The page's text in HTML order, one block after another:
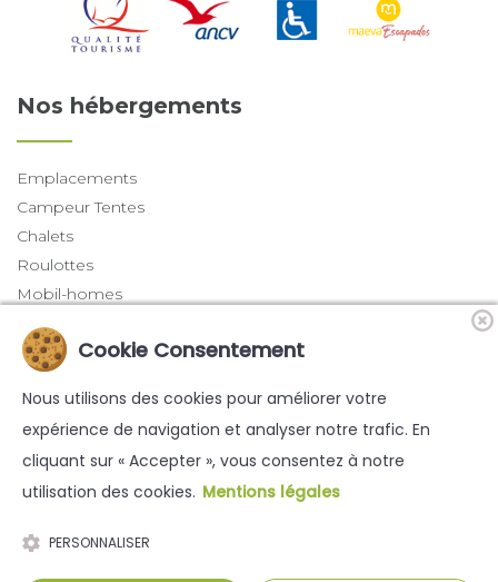
Nos hébergements
Emplacements
Campeur Tentes
Chalets
Roulottes
Mobil-homes
Tentes trappeurs
LES CONCERTS DE L'été
les Animations de la semaine
LES ANIMATIONS AVEC MARGOT
Cookie Consentement
Nous utilisons des cookies pour améliorer votre
expérience de navigation et analyser notre trafic. En
cliquant sur « Accepter », vous consentez à notre
utilisation des cookies. Mentions légales
PERSONNALISER